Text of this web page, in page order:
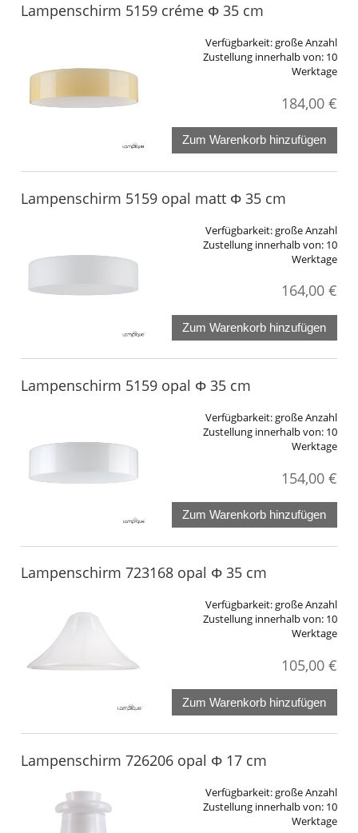
Lampenschirm 5159 créme Φ 35 cm
Verfügbarkeit:große Anzahl
Zustellung innerhalb von: 10
Werktage
184,00 €
Zum Warenkorb hinzufügen
Lampenschirm 5159 opal matt Φ 35 cm
Verfügbarkeit:große Anzahl
Zustellung innerhalb von: 10
Werktage
164,00 €
Zum Warenkorb hinzufügen
Lampenschirm 5159 opal Φ 35 cm
Verfügbarkeit:große Anzahl
Zustellung innerhalb von: 10
Werktage
154,00 €
Zum Warenkorb hinzufügen
Lampenschirm 723168 opal Φ 35 cm
Verfügbarkeit:große Anzahl
Zustellung innerhalb von: 10
Werktage
105,00 €
Zum Warenkorb hinzufügen
Lampenschirm 726206 opal Φ 17 cm
Verfügbarkeit:große Anzahl
Zustellung innerhalb von: 10
Werktage